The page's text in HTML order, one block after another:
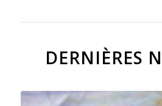
DERNIÈRES